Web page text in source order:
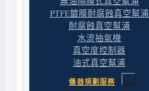
PTFE鍍膜耐腐蝕真空幫浦
耐腐蝕真空幫浦
水流抽氣機
真空度控制器
油式真空幫浦
儀器規劃服務